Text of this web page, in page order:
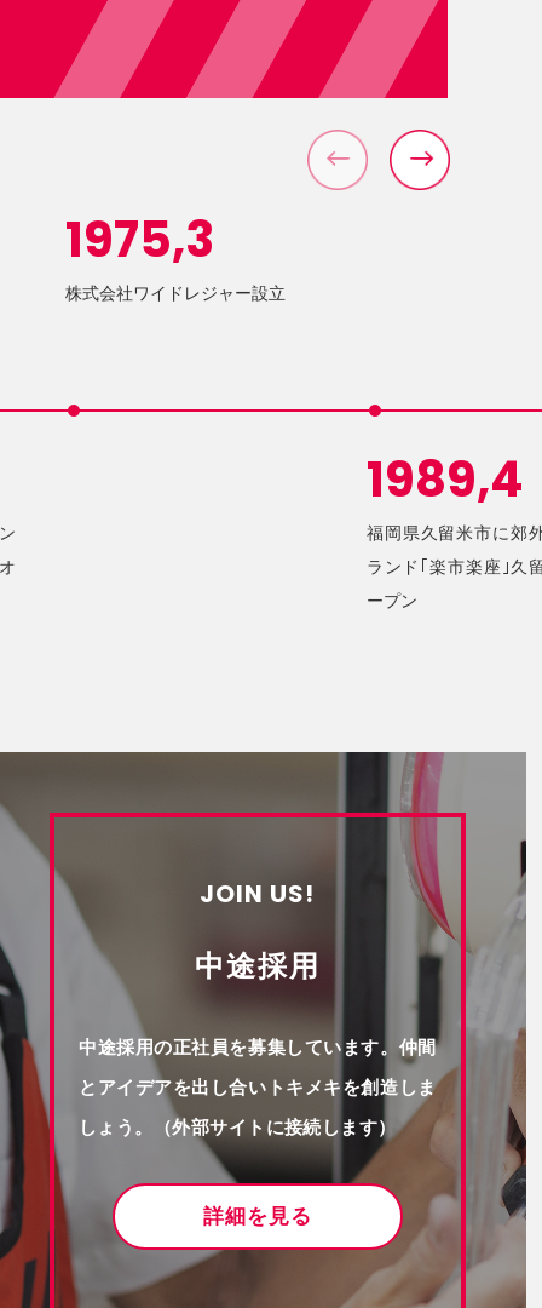
1975,3
株式会社ワイドレジャー設立
1989,4
福岡県久留米市に郊
ランド｢楽市楽座｣久
ープン
JOIN US!
中途採用
中途採用の正社員を募集しています。仲間
とアイデアを出し合いトキメキを創造しま
しょう。（外部サイトに接続します）
詳細を見る